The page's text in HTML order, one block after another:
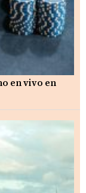
en vivo en